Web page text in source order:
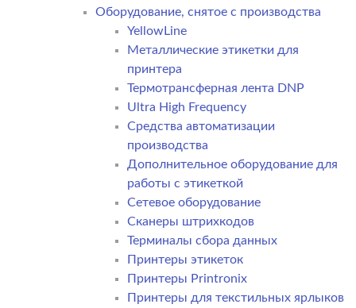
Оборудование, снятое с производства
YellowLine
Металлические этикетки для
принтера
Термотрансферная лента DNP
Ultra High Frequency
Средства автоматизации
производства
Дополнительное оборудование для
работы с этикеткой
Сетевое оборудование
Сканеры штрихкодов
Терминалы сбора данных
Принтеры этикеток
Принтеры Printronix
Принтеры для текстильных ярлыков